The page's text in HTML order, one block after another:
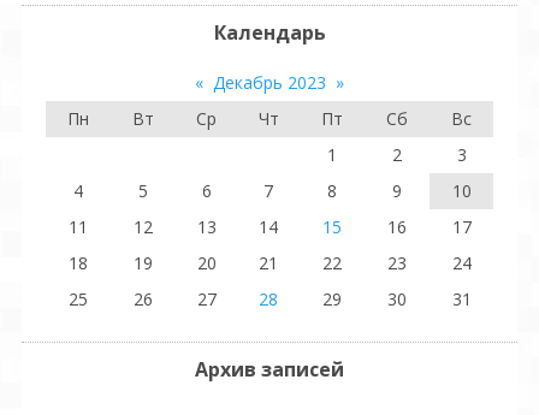
Календарь
« Декабрь 2023 »
Пн
Вт Ср Чт Пт Сб
Вс
1
2
3
4
5 6 7 8 9
10
11
12 13 14 15 16
17
18
19 20 21 22 23
24
25
26 27 28 29 30 31
Архив записей